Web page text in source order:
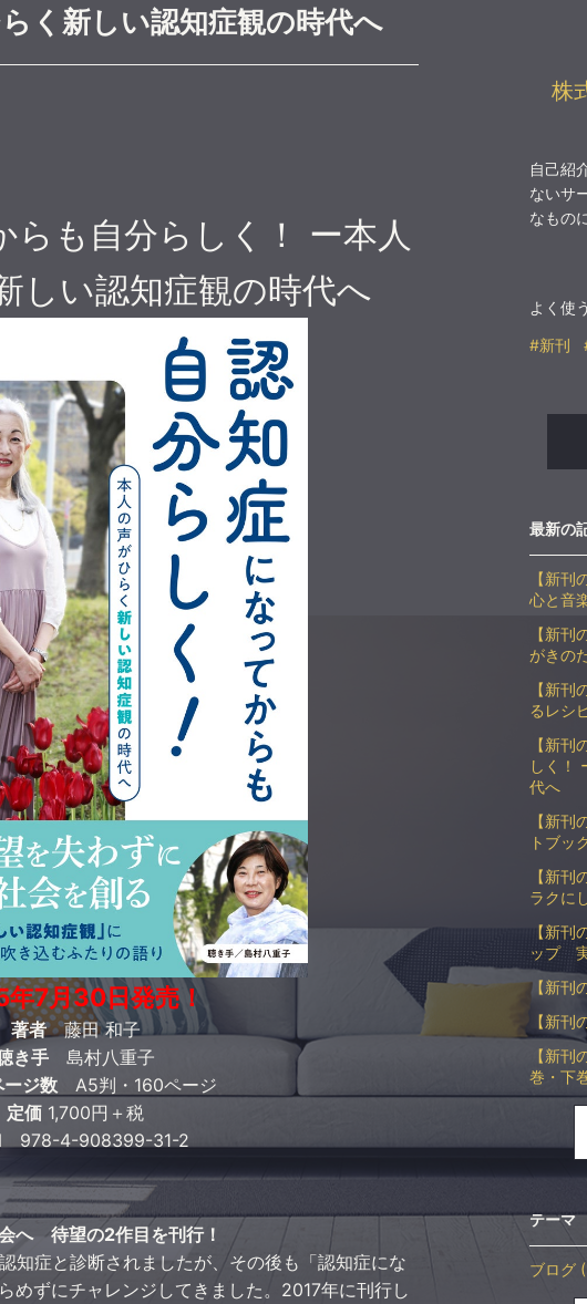
く新しい認知症観の時代へ
らも自分らしく！ ー本人
しい認知症観の時代へ
7月30日発売！
著者藤田 和子
き手 島村八重子
ージ数 A5判・160ページ
定価 1,700円＋税
978-4-908399-31-2
へ 待望の2作目を刊行！
知症と診断されましたが、その後も「認知症にな
めずにチャレンジしてきました。2017年に刊行し
株
自己紹
ないサ
なもの
よく使
#新刊
最新の
【新
心と音
【新
がきの
【新
るレシ
【新
しく！
代へ
【新
トブッ
【新
ラクに
【新
ップ
【新刊
【新
【新
巻・下
テーマ
ブログ